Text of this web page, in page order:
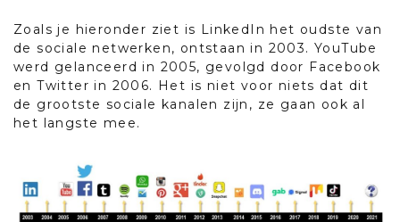
Zoals je hieronder ziet is LinkedIn het oudste van
de sociale netwerken, ontstaan in 2003. YouTube
werd gelanceerd in 2005, gevolgd door Facebook
en Twitter in 2006. Het is niet voor niets dat dit
de grootste sociale kanalen zijn, ze gaan ook al
het langste mee.